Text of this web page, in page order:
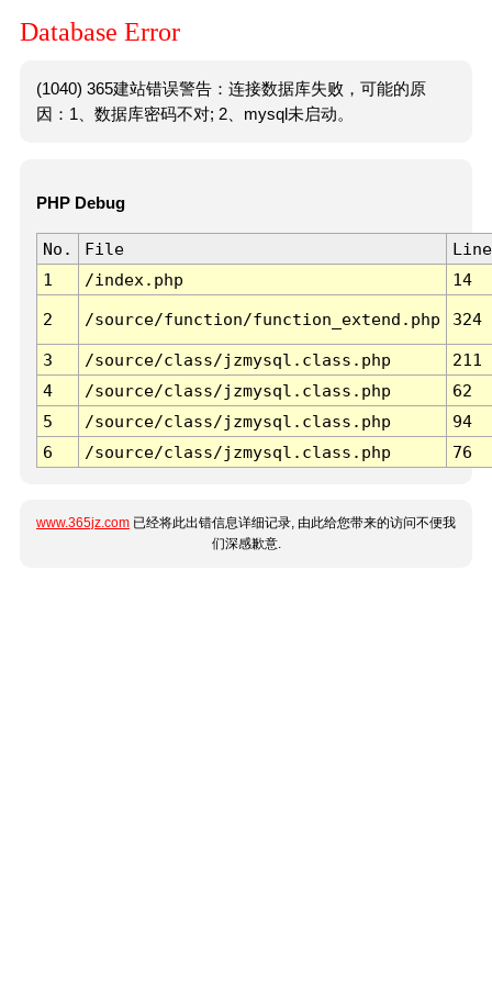
Database Error
(1040) 365建站错误警告：连接数据库失败，可能的原
因：1、数据库密码不对; 2、mysql未启动。
PHP Debug
No. File
Line
1
/index.php 14
2 /source/function/function_extend.php 324
3 /source/class/jzmysql.class.php
211
4
/source/class/jzmysql.class.php
62
5
/source/class/jzmysql.class.php
94
6
/source/class/jzmysql.class.php 76
www.365jz.com 已经将此出错信息详细记录, 由此给您带来的访问不便我
们深感歉意.